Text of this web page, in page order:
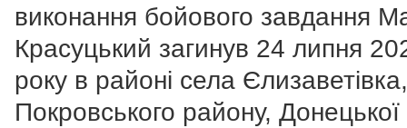
виконання бойового завдання
Красуцький загинув 24 липня
року в районі села Єлизаветівка,
Покровського району, Донецької